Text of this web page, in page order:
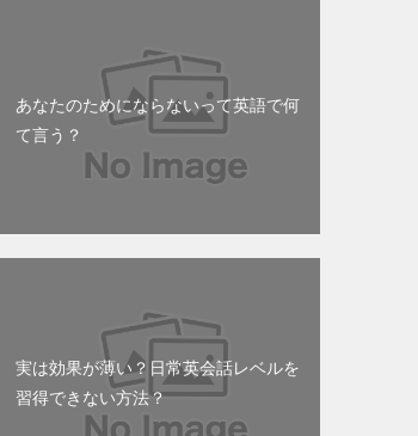
あなたのためにならないって英語で何
て言う？
実は効果が薄い？日常英会話レベルを
習得できない方法？